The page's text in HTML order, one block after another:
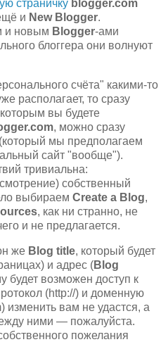
страничку blogger.com
и New Blogger.
и новым Blogger-ами
блоггера они волнуют
счёта" какими-то
располагает, то сразу
вы будете
, можно сразу
мы предполагаем
сайт "вообще").
тривиальна:
собственный
выбираем Create a Blog,
, как ни странно, не
и не предлагается.
же Blog title, который будет
и адрес (Blog
будет возможен доступ к
(http://) и доменную
изменить вам не удастся, а
ними — пожалуйста.
пожелания